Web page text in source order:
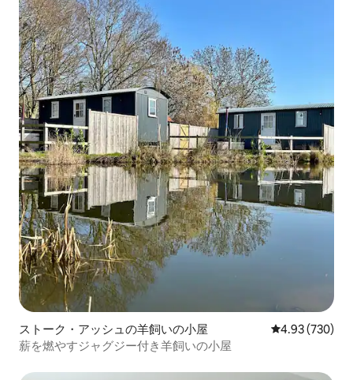
ストーク・アッシュの羊飼いの小屋 レビュー730
4.93 (730)
薪を燃やすジャグジー付き羊飼いの小屋